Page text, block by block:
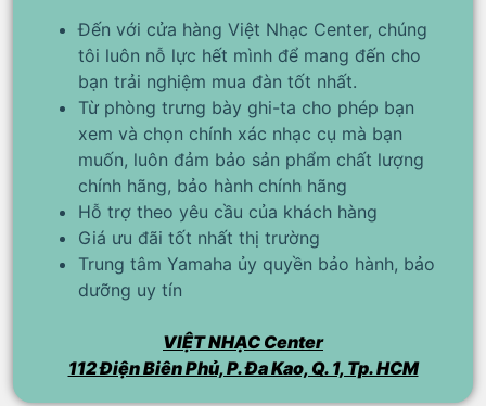
Đến với cửa hàng Việt Nhạc Center, chúng
tôi luôn nỗ lực hết mình để mang đến cho
bạn trải nghiệm mua đàn tốt nhất.
Từ phòng trưng bày ghi-ta cho phép bạn
xem và chọn chính xác nhạc cụ mà bạn
muốn, luôn đảm bảo sản phẩm chất lượng
chính hãng, bảo hành chính hãng
Hỗ trợ theo yêu cầu của khách hàng
Giá ưu đãi tốt nhất thị trường
Trung tâm Yamaha ủy quyền bảo hành, bảo
dưỡng uy tín
VIỆT NHẠC Center
112 Điện Biên Phủ, P. Đa Kao, Q. 1, Tp. HCM